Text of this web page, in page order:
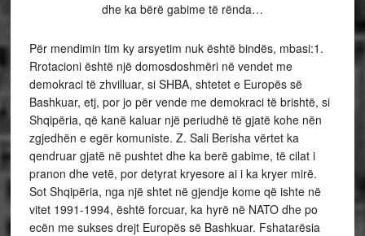
dhe ka bërë gabime të rënda…
Për mendimin tim ky arsyetim nuk është bindës, mbasi:1.
Rrotacioni është një domosdoshmëri në vendet me
demokraci të zhvilluar, si SHBA, shtetet e Europës së
Bashkuar, etj, por jo për vende me demokraci të brishtë, si
Shqipëria, që kanë kaluar një periudhë të gjatë kohe nën
zgjedhën e egër komuniste. Z. Sali Berisha vërtet ka
qendruar gjatë në pushtet dhe ka berë gabime, të cilat i
pranon dhe vetë, por detyrat kryesore ai i ka kryer mirë.
Sot Shqipëria, nga një shtet në gjendje kome që ishte në
vitet 1991-1994, është forcuar, ka hyrë në NATO dhe po
ecën me sukses drejt Europës së Bashkuar. Fshatarësia